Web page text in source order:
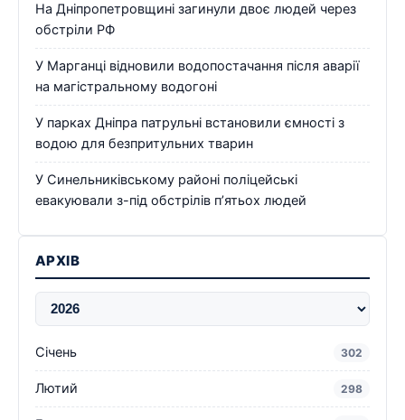
На Дніпропетровщині загинули двоє людей через
обстріли РФ
У Марганці відновили водопостачання після аварії
на магістральному водогоні
У парках Дніпра патрульні встановили ємності з
водою для безпритульних тварин
У Синельниківському районі поліцейські
евакуювали з-під обстрілів п’ятьох людей
АРХІВ
Січень 302
Лютий 298